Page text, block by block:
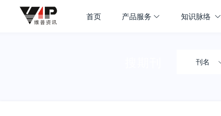
首页 产品服务 知识脉络
刊名